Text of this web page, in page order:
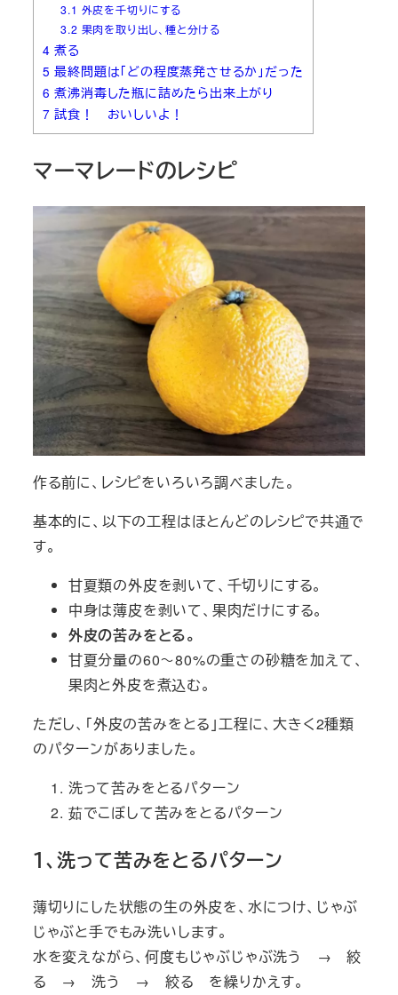
3.1 外皮を千切りにする
3.2 果肉を取り出し、種と分ける
4 煮る
5 最終問題は「どの程度蒸発させるか」だった
6 煮沸消毒した瓶に詰めたら出来上がり
7 試食！ おいしいよ！
マーマレードのレシピ
作る前に、レシピをいろいろ調べました。
基本的に、以下の工程はほとんどのレシピで共通で
す。
甘夏類の外皮を剥いて、千切りにする。
中身は薄皮を剥いて、果肉だけにする。
外皮の苦みをとる。
甘夏分量の60～80%の重さの砂糖を加えて、
果肉と外皮を煮込む。
ただし、「外皮の苦みをとる」工程に、大きく2種類
のパターンがありました。
洗って苦みをとるパターン
茹でこぼして苦みをとるパターン
１、洗って苦みをとるパターン
薄切りにした状態の生の外皮を、水につけ、じゃぶ
じゃぶと手でもみ洗いします。
水を変えながら、何度もじゃぶじゃぶ洗う → 絞
る → 洗う → 絞る を繰りかえす。